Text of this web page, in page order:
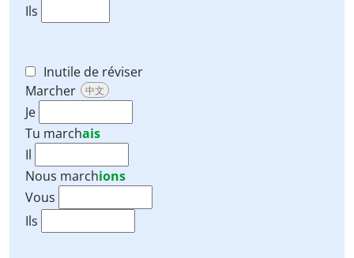
Ils
Inutile de réviser
Marcher
中文
Je
Tu marchais
Il
Nous marchions
Vous
Ils